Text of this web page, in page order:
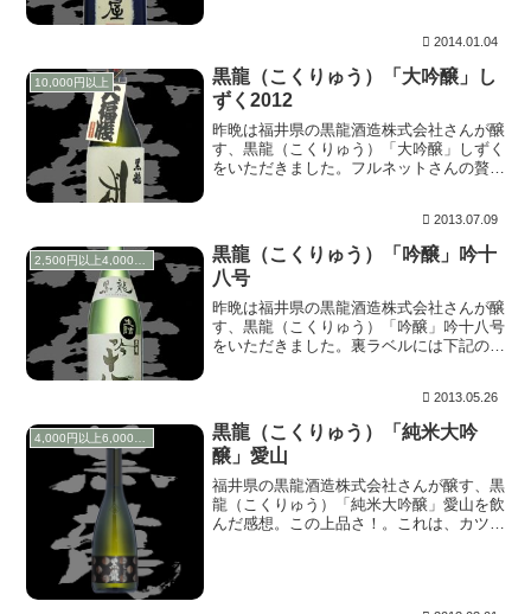
ました。 凍てつくような大寒の酒蔵の
中、蔵人が眠...
2014.01.04
10,000円以上
黒龍（こくりゅう）「大吟醸」し
ずく2012
昨晩は福井県の黒龍酒造株式会社さんが醸
す、黒龍（こくりゅう）「大吟醸」しずく
をいただきました。フルネットさんの贅沢
かながら心地よく白桃を思わせるかのよう
に香ります。...
2013.07.09
黒龍（こくりゅう）「吟醸」吟十
八号
昨晩は福井県の黒龍酒造株式会社さんが醸
す、黒龍（こくりゅう）「吟醸」吟十八号
をいただきました。裏ラベルには下記のよ
のります。軽やかで爽やかな香味の吟醸酒
を生貯蔵し、...
2013.05.26
黒龍（こくりゅう）「純米大吟
醸」愛山
福井県の黒龍酒造株式会社さんが醸す、黒
龍（こくりゅう）「純米大吟醸」愛山を飲
んだ感想。この上品さ！。これは、カツオ